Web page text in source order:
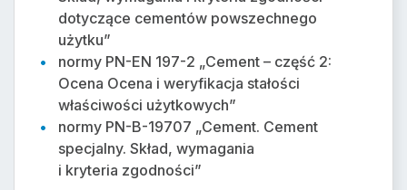
dotyczące cementów powszechnego
użytku”
normy PN-EN 197-2 „Cement – część 2:
Ocena Ocena i weryfikacja stałości
właściwości użytkowych”
normy PN-B-19707 „Cement. Cement
specjalny. Skład, wymagania
i kryteria zgodności”